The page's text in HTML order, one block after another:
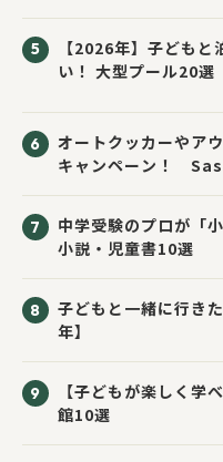
【2026年】子どもと
い！ 大型プール20選
オートクッカーやア
キャンペーン！
中学受験のプロが「
小説・児童書10選
子どもと一緒に行き
年】
【子どもが楽しく学
館10選